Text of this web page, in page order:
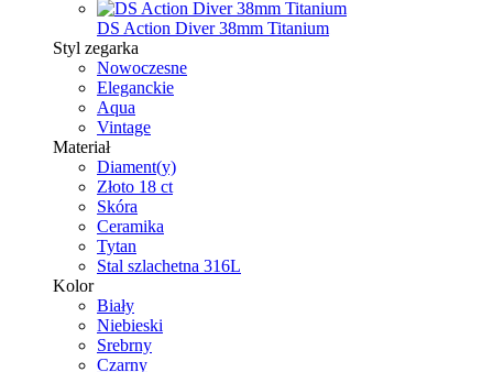
DS Action Diver 38mm Titanium
Styl zegarka
Nowoczesne
Eleganckie
Aqua
Vintage
Materiał
Diament(y)
Złoto 18 ct
Skóra
Ceramika
Tytan
Stal szlachetna 316L
Kolor
Biały
Niebieski
Srebrny
Czarny